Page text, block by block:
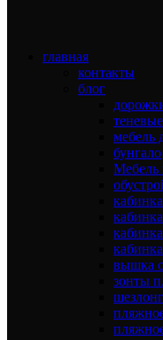
главная
контакты
блог
мебель
бунгало
Мебель
вышка
зонты